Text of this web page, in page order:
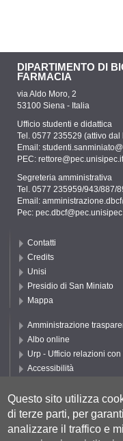
DIPARTIMENTO DI
FARMACIA
via Aldo Moro, 2
53100 Siena - Italia
Ufficio studenti e didattica
Tel. 0577 235529 (attivo
Email:
PEC: rettore@pec.unisipec.it
Segreteria amministrativa
Tel. 0577 235959/943/887/
Email:
Pec:
Contatti
Credits
Unisi
Presidio di San Miniato
Mappa
Amministrazione
Albo online
Urp - Ufficio relazioni
Accessibilità
Cookie settings
Segui UNISI
Questo sito utilizza
di terze parti, per
analizzare il traffico e